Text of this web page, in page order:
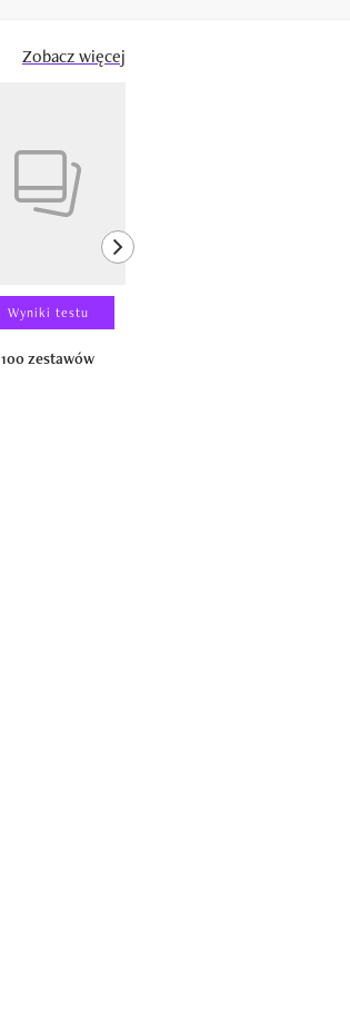
Zobacz więcej
Wyniki testu
100 zestawów
next element